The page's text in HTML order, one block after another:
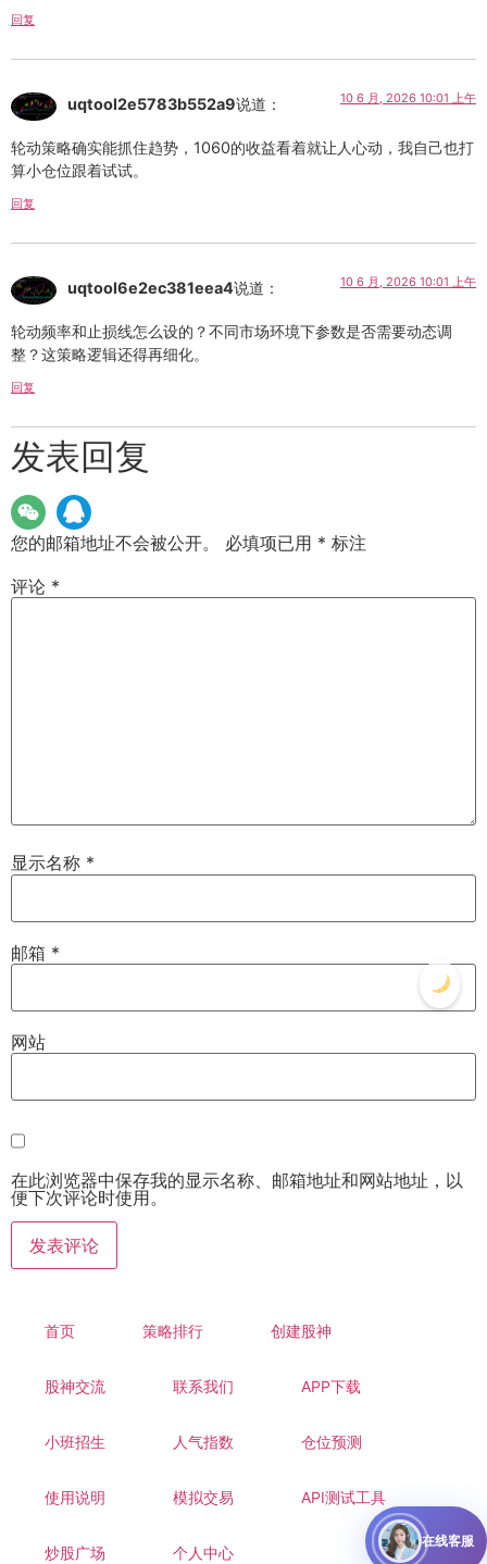
回复
uqtool2e5783b552a9说道： 10 6 月, 2026 10:01 上午
轮动策略确实能抓住趋势，1060的收益看着就让人心动，我自己也打
算小仓位跟着试试。
回复
uqtool6e2ec381eea4说道： 10 6 月, 2026 10:01 上午
轮动频率和止损线怎么设的？不同市场环境下参数是否需要动态调
整？这策略逻辑还得再细化。
回复
发表回复
您的邮箱地址不会被公开。 必填项已用 * 标注
评论 *
显示名称 *
邮箱 *
网站
在此浏览器中保存我的显示名称、邮箱地址和网站地址，以
便下次评论时使用。
首页 策略排行 创建股神
股神交流 联系我们 APP下载
小班招生 人气指数 仓位预测
使用说明 模拟交易 API测试工具
炒股广场 个人中心
在线客服